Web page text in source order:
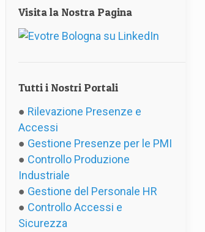
Visita la Nostra Pagina
Tutti i Nostri Portali
● Rilevazione Presenze e
Accessi
● Gestione Presenze per le PMI
● Controllo Produzione
Industriale
● Gestione del Personale HR
● Controllo Accessi e
Sicurezza